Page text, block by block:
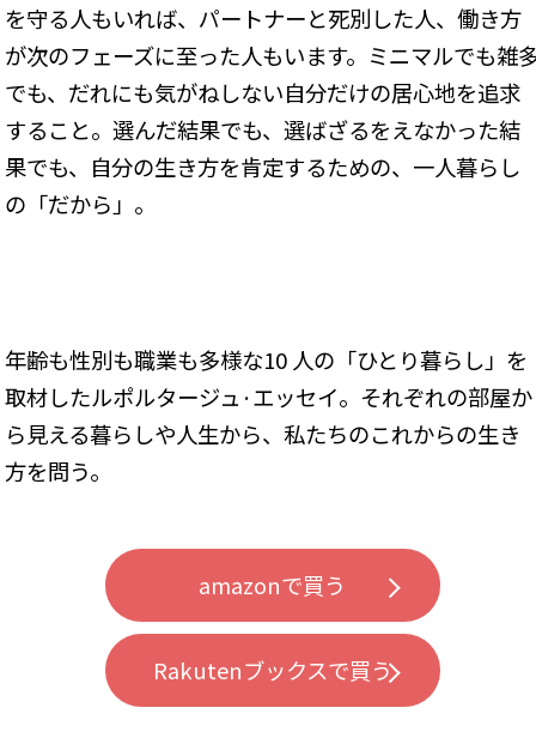
を守る人もいれば、パートナーと死別した人、働き方
が次のフェーズに至った人もいます。ミニマルでも雑
でも、だれにも気がねしない自分だけの居心地を追求
すること。選んだ結果でも、選ばざるをえなかった結
果でも、自分の生き方を肯定するための、一人暮らし
の「だから」。
年齢も性別も職業も多様な10 人の「ひとり暮らし」を
取材したルポルタージュ·エッセイ。それぞれの部屋か
ら見える暮らしや人生から、私たちのこれからの生き
方を問う。
amazonで買う
Rakutenブックスで買う